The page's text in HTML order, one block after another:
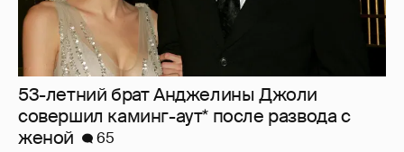
53-летний брат Анджелины Джоли
совершил каминг-аут* после развода с
женой
65